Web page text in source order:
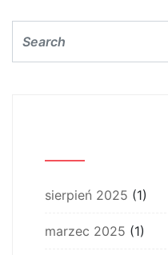
sierpień 2025 (1)
marzec 2025 (1)